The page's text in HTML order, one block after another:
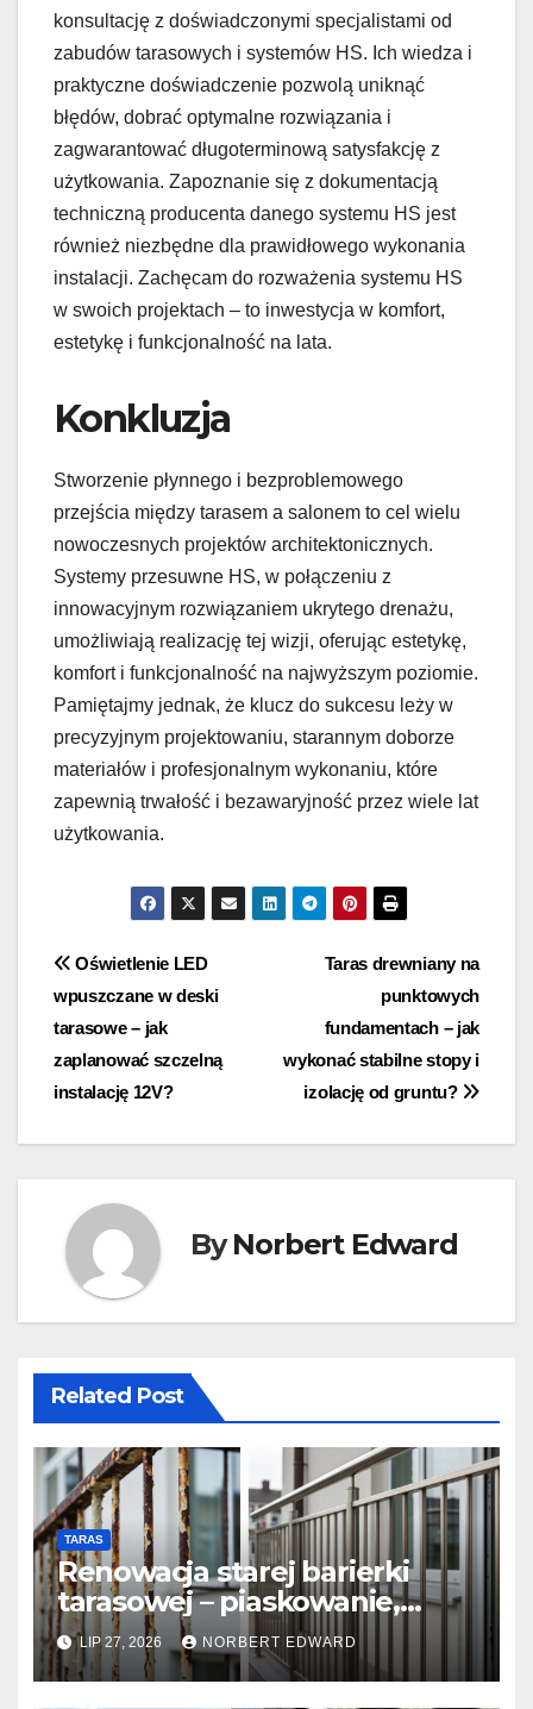
konsultację z doświadczonymi specjalistami od
zabudów tarasowych i systemów HS. Ich wiedza i
praktyczne doświadczenie pozwolą uniknąć
błędów, dobrać optymalne rozwiązania i
zagwarantować długoterminową satysfakcję z
użytkowania. Zapoznanie się z dokumentacją
techniczną producenta danego systemu HS jest
również niezbędne dla prawidłowego wykonania
instalacji. Zachęcam do rozważenia systemu HS
w swoich projektach – to inwestycja w komfort,
estetykę i funkcjonalność na lata.
Konkluzja
Stworzenie płynnego i bezproblemowego
przejścia między tarasem a salonem to cel wielu
nowoczesnych projektów architektonicznych.
Systemy przesuwne HS, w połączeniu z
innowacyjnym rozwiązaniem ukrytego drenażu,
umożliwiają realizację tej wizji, oferując estetykę,
komfort i funkcjonalność na najwyższym poziomie.
Pamiętajmy jednak, że klucz do sukcesu leży w
precyzyjnym projektowaniu, starannym doborze
materiałów i profesjonalnym wykonaniu, które
zapewnią trwałość i bezawaryjność przez wiele lat
użytkowania.
Nawigacja
wpisu
Taras drewniany na
punktowych
fundamentach – jak
wykonać stabilne stopy i
izolację od gruntu?
Oświetlenie LED
wpuszczane w deski
tarasowe – jak
zaplanować szczelną
instalację 12V?
ByNorbert Edward
Related Post
TARAS
Renowacja starej barierki
tarasowej – piaskowanie,
malowanie proszkowe czy
wymiana na system
nierdzewny?
LIP 27, 2026 NORBERT EDWARD